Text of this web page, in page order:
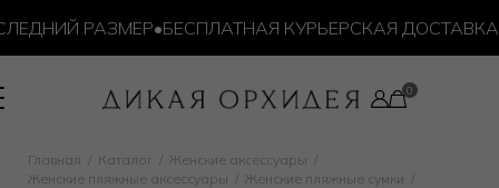
РАЗМЕР•БЕСПЛАТНАЯ КУРЬЕРСКАЯ ДОСТАВКА
Главная Каталог
Женские аксессуары
Женские пляжные аксессуары
Женские пляжные сумки